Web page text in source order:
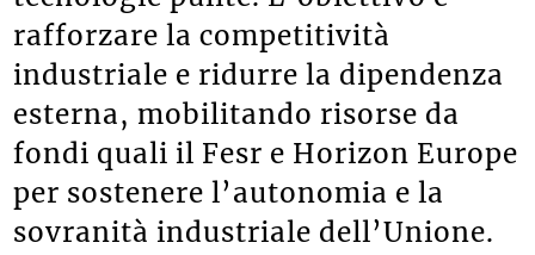
rafforzare la competitività
industriale e ridurre la dipendenza
esterna, mobilitando risorse da
fondi quali il Fesr e Horizon Europe
per sostenere l’autonomia e la
sovranità industriale dell’Unione.